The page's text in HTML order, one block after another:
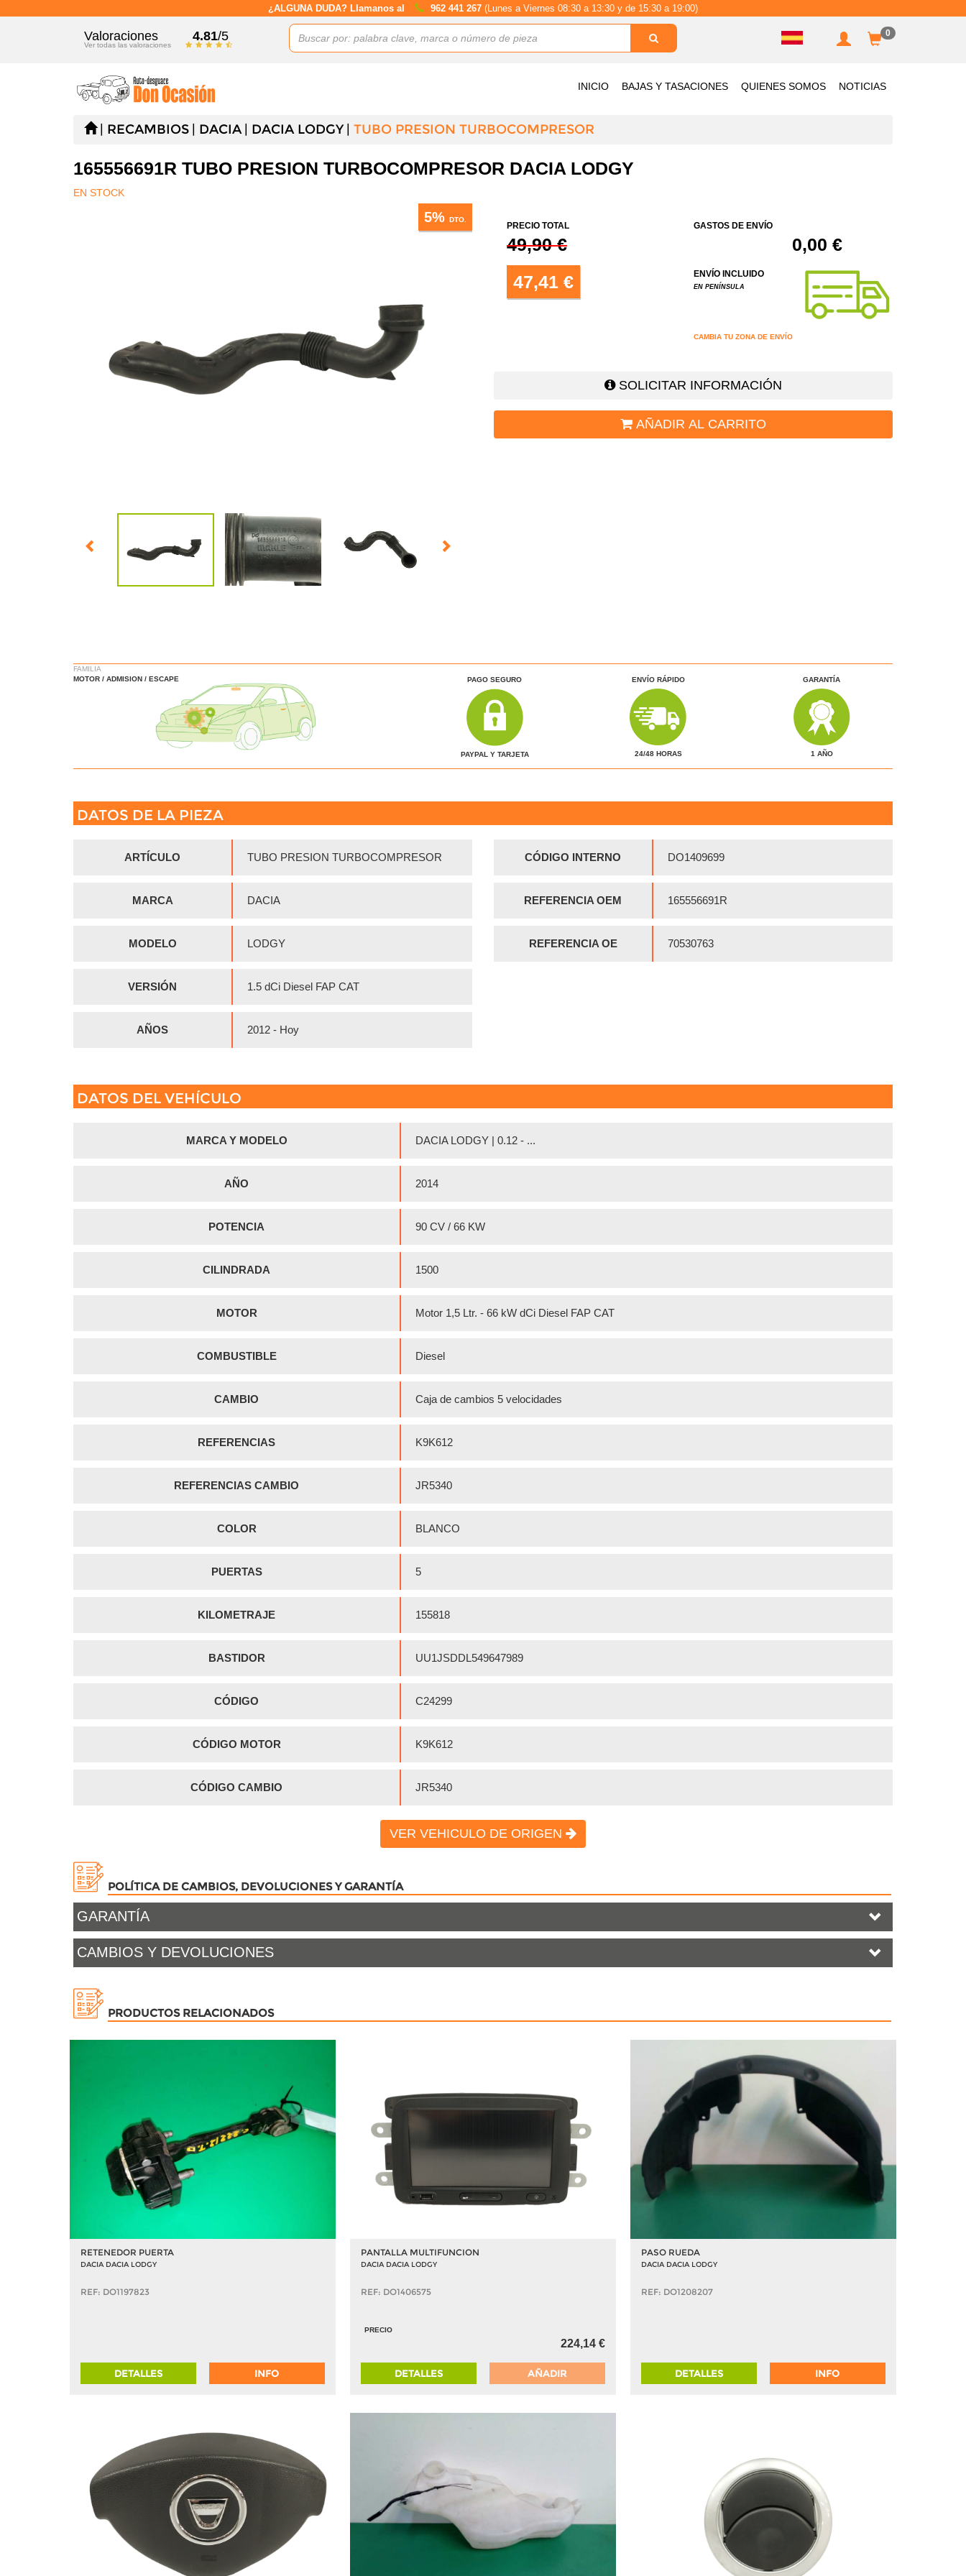
¿ALGUNA DUDA? Llamanos al 962 441 267 (Lunes a Viernes 08:30 a 13:30 y de 15:30 a 19:00)
Valoraciones
Ver todas las valoraciones
4.81/5 0
INICIO BAJAS Y TASACIONES QUIENES SOMOS NOTICIAS
RECAMBIOS DACIA DACIA LODGY TUBO PRESION TURBOCOMPRESOR
165556691R TUBO PRESION TURBOCOMPRESOR DACIA LODGY
EN STOCK
5% DTO.
PRECIO TOTAL
49,90 €
47,41 €
GASTOS DE ENVÍO
0,00 €
ENVÍO INCLUIDO
EN PENÍNSULA
CAMBIA TU ZONA DE ENVÍO
SOLICITAR INFORMACIÓN
AÑADIR AL CARRITO
FAMILIA
MOTOR / ADMISION / ESCAPE
PAGO SEGURO
PAYPAL Y TARJETA
ENVÍO RÁPIDO
24/48 HORAS
GARANTÍA
1 AÑO
DATOS DE LA PIEZA
ARTÍCULO TUBO PRESION TURBOCOMPRESOR
MARCA DACIA
MODELO LODGY
VERSIÓN 1.5 dCi Diesel FAP CAT
AÑOS 2012 - Hoy
CÓDIGO INTERNO DO1409699
REFERENCIA OEM 165556691R
REFERENCIA OE 70530763
DATOS DEL VEHÍCULO
MARCA Y MODELO DACIA LODGY | 0.12 - ...
AÑO 2014
POTENCIA 90 CV / 66 KW
CILINDRADA 1500
MOTOR Motor 1,5 Ltr. - 66 kW dCi Diesel FAP CAT
COMBUSTIBLE Diesel
CAMBIO Caja de cambios 5 velocidades
REFERENCIAS K9K612
REFERENCIAS CAMBIO JR5340
COLOR BLANCO
PUERTAS 5
KILOMETRAJE 155818
BASTIDOR UU1JSDDL549647989
CÓDIGO C24299
CÓDIGO MOTOR K9K612
CÓDIGO CAMBIO JR5340
VER VEHICULO DE ORIGEN
POLÍTICA DE CAMBIOS, DEVOLUCIONES Y GARANTÍA
GARANTÍA
CAMBIOS Y DEVOLUCIONES
PRODUCTOS RELACIONADOS
RETENEDOR PUERTA
DACIA DACIA LODGY
REF: DO1197823
DETALLES INFO
PANTALLA MULTIFUNCION
DACIA DACIA LODGY
REF: DO1406575
PRECIO
224,14 €
DETALLES AÑADIR
PASO RUEDA
DACIA DACIA LODGY
REF: DO1208207
DETALLES INFO